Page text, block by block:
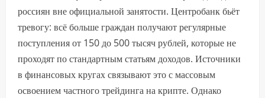
россиян вне официальной занятости. Центробанк бьёт
тревогу: всё больше граждан получают регулярные
поступления от 150 до 500 тысяч рублей, которые не
проходят по стандартным статьям доходов. Источники
в финансовых кругах связывают это с массовым
освоением частного трейдинга на крипте. Однако